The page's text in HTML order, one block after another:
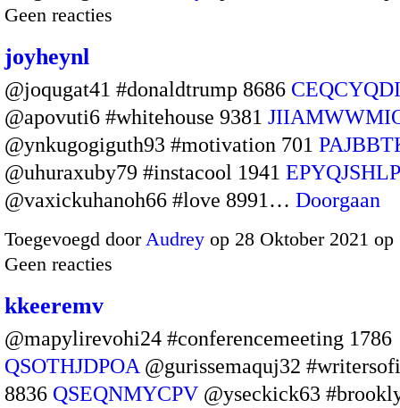
Geen reacties
joyheynl
@joqugat41 #donaldtrump 8686
@apovuti6 #whitehouse 9381
@ynkugogiguth93 #motivation 701
@uhuraxuby79 #instacool 1941
@vaxickuhanoh66 #love 8991… Doorgaan
Toegevoegd door Audrey op 28 Oktober 2021
Geen reacties
kkeeremv
@mapylirevohi24 #conferencemeeting 1786
QSOTHJDPOA @gurissemaquj32
8836 QSEQNMYCPV @yseckick63